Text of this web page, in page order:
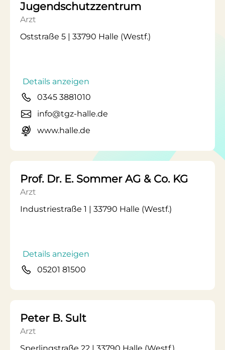
Jugendschutzzentrum
Arzt
Oststraße 5 | 33790 Halle (Westf.)
Details anzeigen
0345 3881010
info@tgz-halle.de
www.halle.de
Prof. Dr. E. Sommer AG & Co. KG
Arzt
Industriestraße 1 | 33790 Halle (Westf.)
Details anzeigen
05201 81500
Peter B. Sult
Arzt